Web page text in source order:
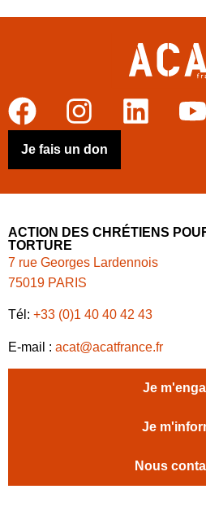
Je fais un don
ACTION DES CHRÉTIENS
TORTURE
7 rue Georges Lardennois
75019 PARIS
Tél: +33 (0)1 40 40 42 43
E-mail : acat@acatfrance.fr
Je
Je
Nous